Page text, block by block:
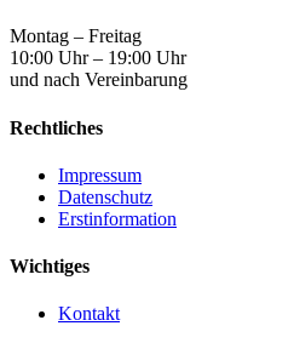
Montag – Freitag
10:00 Uhr – 19:00 Uhr
und nach Vereinbarung
Rechtliches
Impressum
Datenschutz
Erstinformation
Wichtiges
Kontakt